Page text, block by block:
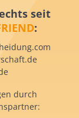
seit
:
durch